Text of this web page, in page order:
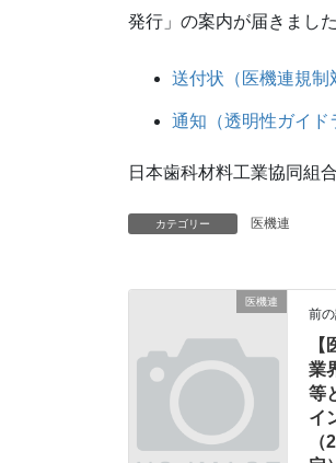
発行」の案内が届きまし
送付状（医機連規制
通知（透明性ガイ
日本歯科材料工業協同組合
カテゴリー 医機連
医機連
前
業
等
イ